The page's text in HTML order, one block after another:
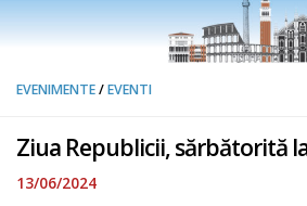
EVENIMENTE/EVENTI
Ziua Republicii, sărbătorită
13/06/2024